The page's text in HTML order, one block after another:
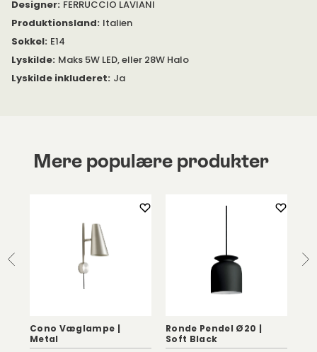
Designer: FERRUCCIO LAVIANI
Produktionsland: Italien
Sokkel: E14
Lyskilde: Maks 5W LED, eller 28W Halo
Lyskilde inkluderet: Ja
Mere populære produkter
Cono Væglampe |
Metal
Ronde Pendel Ø20 |
Soft Black